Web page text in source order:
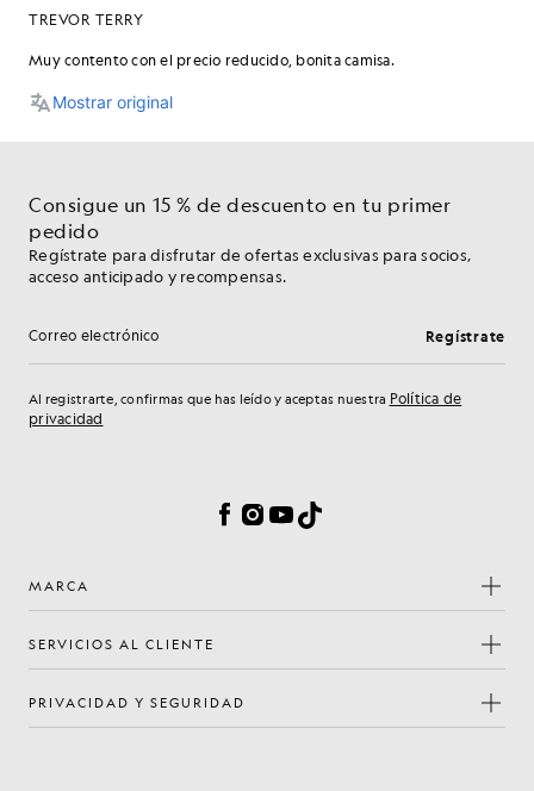
Consigue un 15 % de descuento en tu primer
pedido
Regístrate para disfrutar de ofertas exclusivas para socios,
acceso anticipado y recompensas.
Dirección de correo electrónico Regístrate
Al registrarte, confirmas que has leído y aceptas nuestra Política de
privacidad
Facebook
Instagram
YouTube
TikTok
MARCA
SERVICIOS AL CLIENTE
PRIVACIDAD Y SEGURIDAD